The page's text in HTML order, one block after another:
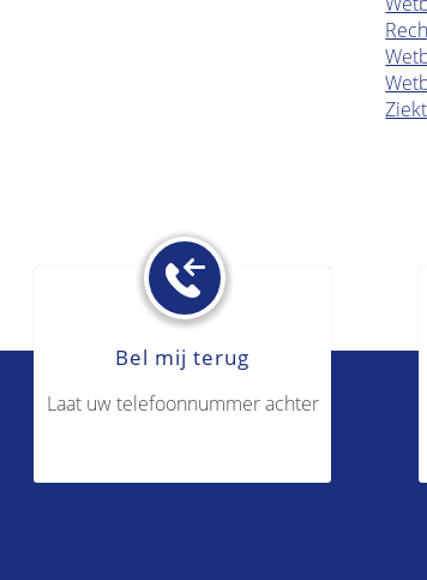
Bel mij terug
Laat uw telefoonnummer achter